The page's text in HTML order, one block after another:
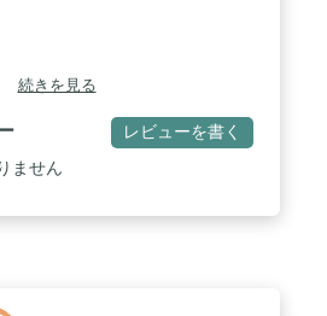
続きを見る
レビューを書く
ません